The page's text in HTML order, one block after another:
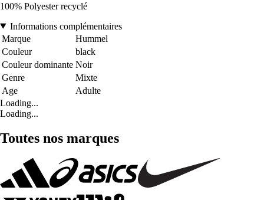
100% Polyester recyclé
Informations complémentaires
Marque
Hummel
Couleur
black
Couleur dominante Noir
Genre
Mixte
Age
Adulte
Loading...
Loading...
Toutes nos marques